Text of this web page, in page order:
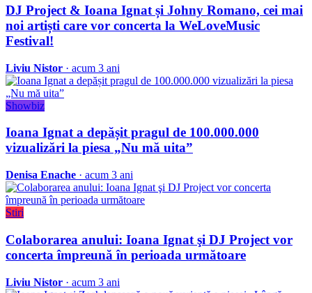
DJ Project & Ioana Ignat și Johny Romano, cei mai
noi artiști care vor concerta la WeLoveMusic
Festival!
Liviu Nistor · acum 3 ani
Showbiz
Ioana Ignat a depășit pragul de 100.000.000
vizualizări la piesa „Nu mă uita”
Denisa Enache · acum 3 ani
Stiri
Colaborarea anului: Ioana Ignat şi DJ Project vor
concerta împreună în perioada următoare
Liviu Nistor · acum 3 ani